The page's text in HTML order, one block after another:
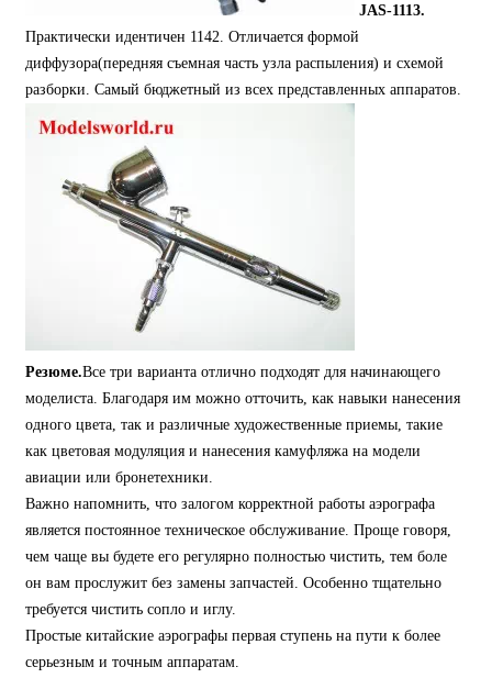
JAS-1113.
Практически идентичен 1142. Отличается формой
диффузора(передняя съемная часть узла распыления) и схемой
разборки. Самый бюджетный из всех представленных аппаратов.
Резюме.Все три варианта отлично подходят для начинающего
моделиста. Благодаря им можно отточить, как навыки нанесения
одного цвета, так и различные художественные приемы, такие
как цветовая модуляция и нанесения камуфляжа на модели
авиации или бронетехники.
Важно напомнить, что залогом корректной работы аэрографа
является постоянное техническое обслуживание. Проще говоря,
чем чаще вы будете его регулярно полностью чистить, тем боле
он вам прослужит без замены запчастей. Особенно тщательно
требуется чистить сопло и иглу.
Простые китайские аэрографы первая ступень на пути к более
серьезным и точным аппаратам.